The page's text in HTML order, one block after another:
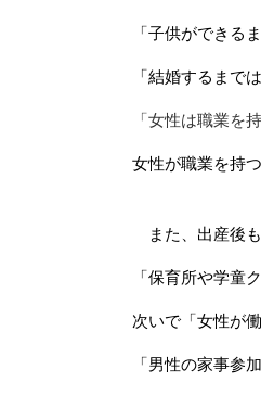
「子供ができる
「結婚するまで
「女性は職業を
女性が職業を持
また、出産後
「保育所や学童
次いで「女性が
「男性の家事参